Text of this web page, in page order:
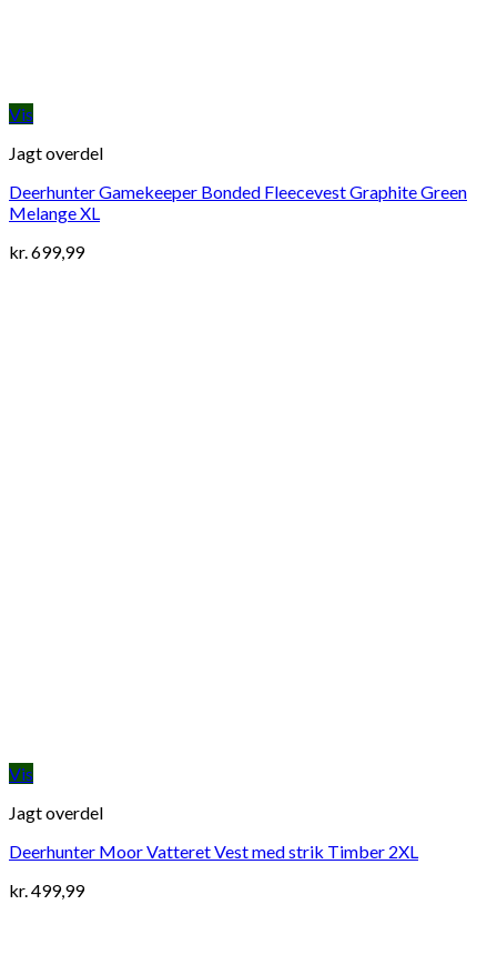
Vis
Jagt overdel
Deerhunter Gamekeeper Bonded Fleecevest Graphite Green
Melange XL
kr.699,99
Vis
Jagt overdel
Deerhunter Moor Vatteret Vest med strik Timber 2XL
kr.499,99